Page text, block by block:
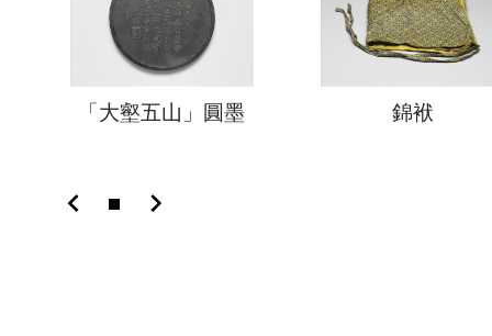
「大壑五山」圓墨 錦袱
chevron_left chevron_right